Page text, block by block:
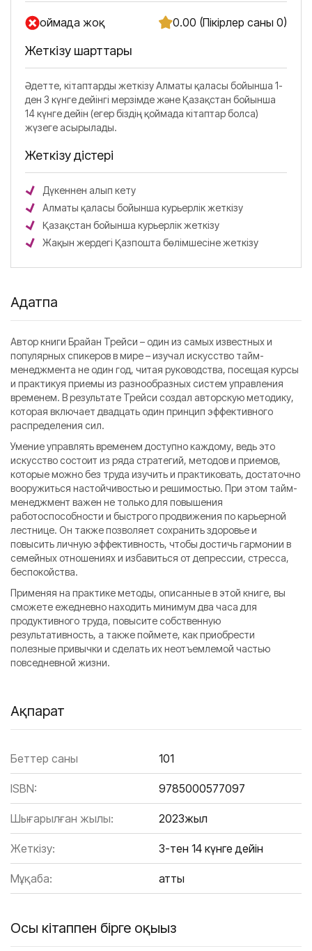
Қоймада жоқ 0.00 (Пікірлер саны 0)
Жеткізу шарттары
Әдетте, кітаптарды жеткізу Алматы қаласы бойынша 1-
ден 3 күнге дейінгі мерзімде және Қазақстан бойынша
14 күнге дейін (егер біздің қоймада кітаптар болса)
жүзеге асырылады.
Жеткізу әдістері
Дүкеннен алып кету
Алматы қаласы бойынша курьерлік жеткізу
Қазақстан бойынша курьерлік жеткізу
Жақын жердегі Қазпошта бөлімшесіне жеткізу
Аңдатпа
Автор книги Брайан Трейси – один из самых известных и
популярных спикеров в мире – изучал искусство тайм-
менеджмента не один год, читая руководства, посещая курсы
и практикуя приемы из разнообразных систем управления
временем. В результате Трейси создал авторскую методику,
которая включает двадцать один принцип эффективного
распределения сил.
Умение управлять временем доступно каждому, ведь это
искусство состоит из ряда стратегий, методов и приемов,
которые можно без труда изучить и практиковать, достаточно
вооружиться настойчивостью и решимостью. При этом тайм-
менеджмент важен не только для повышения
работоспособности и быстрого продвижения по карьерной
лестнице. Он также позволяет сохранить здоровье и
повысить личную эффективность, чтобы достичь гармонии в
семейных отношениях и избавиться от депрессии, стресса,
беспокойства.
Применяя на практике методы, описанные в этой книге, вы
сможете ежедневно находить минимум два часа для
продуктивного труда, повысите собственную
результативность, а также поймете, как приобрести
полезные привычки и сделать их неотъемлемой частью
повседневной жизни.
Ақпарат
Беттер саны 101
ISBN: 9785000577097
Шығарылған жылы: 2023жыл
Жеткізу: 3-тен 14 күнге дейін
Мұқаба: Қатты
Осы кітаппен бірге оқыңыз